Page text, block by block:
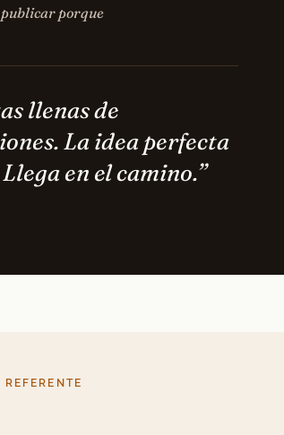
porque
llenas de
La idea perfecta
en el camino.”